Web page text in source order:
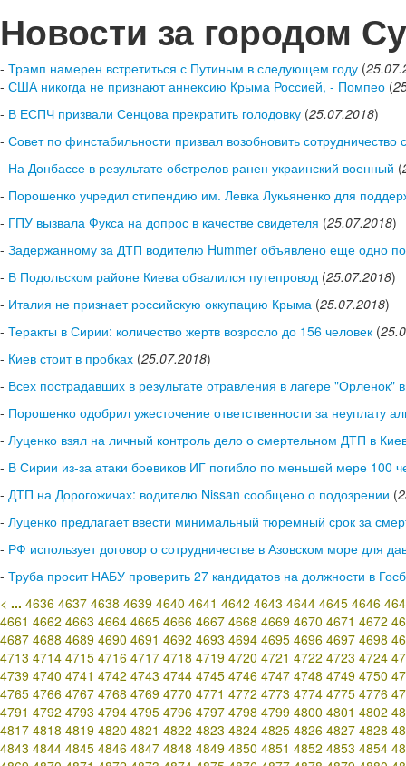
Новости за городом
- Трамп намерен встретиться с Путиным в следующем году (
- США никогда не признают аннексию Крыма Россией, - Помпео (
- В ЕСПЧ призвали Сенцова прекратить голодовку (25.07.2018)
- Совет по финстабильности призвал возобновить
- На Донбассе в результате обстрелов ранен украинский военный (
- Порошенко учредил стипендию им. Левка Лукьяненко для
- ГПУ вызвала Фукса на допрос в качестве свидетеля (25.07.2018)
- Задержанному за ДТП водителю Hummer объявлено еще одно
- В Подольском районе Киева обвалился путепровод (25.07.2018)
- Италия не признает российскую оккупацию Крыма (25.07.2018)
- Теракты в Сирии: количество жертв возросло до 156 человек (
- Киев стоит в пробках (25.07.2018)
- Всех пострадавших в результате отравления в лагере "Орленок"
- Порошенко одобрил ужесточение ответственности за неуплату
- Луценко взял на личный контроль дело о смертельном ДТП в
- В Сирии из-за атаки боевиков ИГ погибло по меньшей мере 100
- ДТП на Дорогожичах: водителю Nissan сообщено о подозрении (
- Луценко предлагает ввести минимальный тюремный срок за
- РФ использует договор о сотрудничестве в Азовском море для
- Труба просит НАБУ проверить 27 кандидатов на должности в
< ... 4636 4637 4638 4639 4640 4641 4642 4643 4644 4645 4646
4661 4662 4663 4664 4665 4666 4667 4668 4669 4670 4671 4672
4687 4688 4689 4690 4691 4692 4693 4694 4695 4696 4697 4698
4713 4714 4715 4716 4717 4718 4719 4720 4721 4722 4723 4724
4739 4740 4741 4742 4743 4744 4745 4746 4747 4748 4749 4750
4765 4766 4767 4768 4769 4770 4771 4772 4773 4774 4775 4776
4791 4792 4793 4794 4795 4796 4797 4798 4799 4800 4801 4802
4817 4818 4819 4820 4821 4822 4823 4824 4825 4826 4827 4828
4843 4844 4845 4846 4847 4848 4849 4850 4851 4852 4853 4854